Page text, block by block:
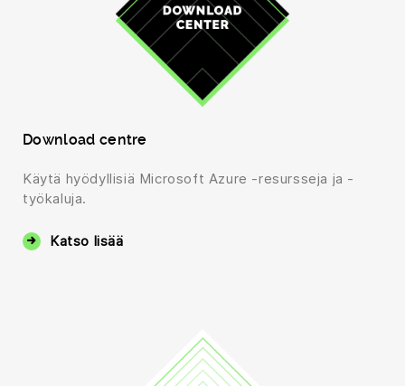
Download centre
Käytä hyödyllisiä Microsoft Azure -resursseja ja -
työkaluja.
Katso lisää